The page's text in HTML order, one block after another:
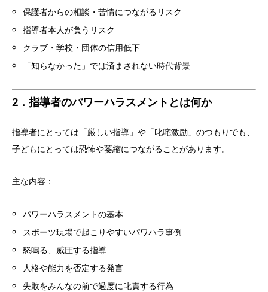
保護者からの相談・苦情につながるリスク
指導者本人が負うリスク
クラブ・学校・団体の信用低下
「知らなかった」では済まされない時代背景
2．指導者のパワーハラスメントとは何か
指導者にとっては「厳しい指導」や「叱咤激励」のつもりでも、
子どもにとっては恐怖や萎縮につながることがあります。
主な内容：
パワーハラスメントの基本
スポーツ現場で起こりやすいパワハラ事例
怒鳴る、威圧する指導
人格や能力を否定する発言
失敗をみんなの前で過度に叱責する行為